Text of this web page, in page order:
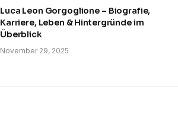
Luca Leon Gorgoglione – Biografie,
Karriere, Leben & Hintergründe im
Überblick
November 29, 2025